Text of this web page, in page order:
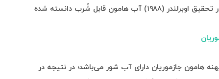
هامون قابل شُرب دانسته شده
هامون جازموریان دارای آب شور می‌باشد؛ در نتیجه در